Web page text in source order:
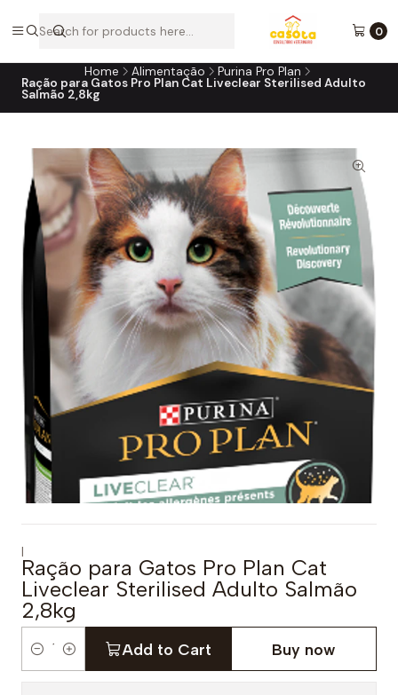
0
A loja online do consultório do seu melhor amigo!
Home Alimentação Purina Pro Plan
Ração para Gatos Pro Plan Cat Liveclear Sterilised Adulto
Salmão 2,8kg
|
Ração para Gatos Pro Plan Cat
Liveclear Sterilised Adulto Salmão
2,8kg
Add to Cart Buy now